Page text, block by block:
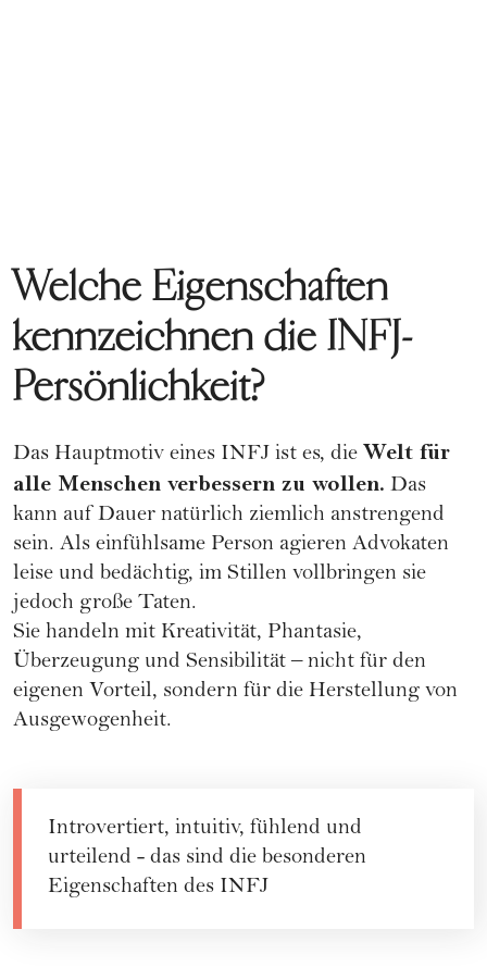
Welche Eigenschaften
kennzeichnen die INFJ-
Persönlichkeit?
Das Hauptmotiv eines INFJ ist es, die Welt für
alle Menschen verbessern zu wollen. Das
kann auf Dauer natürlich ziemlich anstrengend
sein. Als einfühlsame Person agieren Advokaten
leise und bedächtig, im Stillen vollbringen sie
jedoch große Taten.
Sie handeln mit Kreativität, Phantasie,
Überzeugung und Sensibilität – nicht für den
eigenen Vorteil, sondern für die Herstellung von
Ausgewogenheit.
Introvertiert, intuitiv, fühlend und
urteilend - das sind die besonderen
Eigenschaften des INFJ